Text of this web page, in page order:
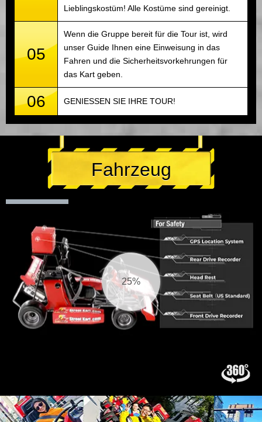
Lieblingskostüm! Alle Kostüme sind gereinigt.
05
Wenn die Gruppe bereit für die Tour ist, wird
unser Guide Ihnen eine Einweisung in das
Fahren und die Sicherheitsvorkehrungen für
das Kart geben.
06 GENIESSEN SIE IHRE TOUR!
Fahrzeug
26%